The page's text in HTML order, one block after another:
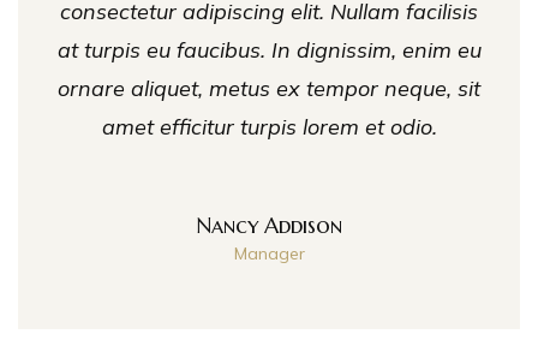
consectetur adipiscing elit. Nullam facilisis
at turpis eu faucibus. In dignissim, enim eu
ornare aliquet, metus ex tempor neque, sit
amet efficitur turpis lorem et odio.
Nancy Addison
Manager